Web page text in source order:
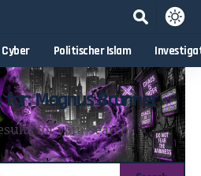
Cyber Politischer Islam
for: Magnus Brunner
for your search